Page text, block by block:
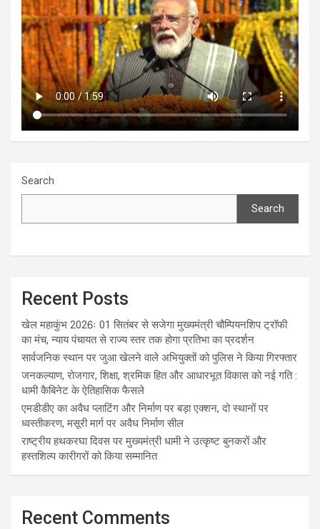
Search
Search
Recent Posts
खेल महाकुंभ 2026ः 01 सितंबर से सजेगा मुख्यमंत्री चौम्पियनशिप ट्रॉफी
का मंच, न्याय पंचायत से राज्य स्तर तक होगा प्रतिभा का प्रदर्शन
सार्वजनिक स्थान पर जुआ खेलने वाले अभियुक्तों को पुलिस ने किया गिरफ्तार
जनकल्याण, रोजगार, शिक्षा, श्रमिक हित और आधारभूत विकास को नई गति :
धामी कैबिनेट के ऐतिहासिक फैसले
एमडीडीए का अवैध प्लाटिंग और निर्माण पर बड़ा एक्शन, दो स्थानों पर
ध्वस्तीकरण, मसूरी मार्ग पर अवैध निर्माण सील
राष्ट्रीय हथकरघा दिवस पर मुख्यमंत्री धामी ने उत्कृष्ट बुनकरों और
हस्तशिल्प कारीगरों को किया सम्मानित
Recent Comments